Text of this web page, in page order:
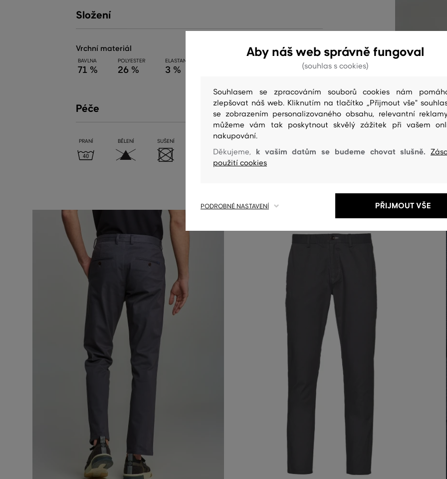
Složení
vrchní materiál
BAVLNA
71 %
POLYESTER
26 %
ELASTAN
3 %
Péče
PRANÍ BĚLENÍ SUŠENÍ ČIŠTENÍ
Aby náš web správně fungoval
(souhlas s cookies)
Souhlasem se zpracováním souborů cookies nám
zlepšovat náš web. Kliknutím na tlačítko „Přijmout vše"
se zobrazením personalizovaného obsahu, relevantní
můžeme vám tak poskytnout skvělý zážitek při vašem
nakupování.
Děkujeme, k vašim datům se budeme chovat slušně.
použití cookies
PODROBNÉ NASTAVENÍ PŘIJMOUT VŠE